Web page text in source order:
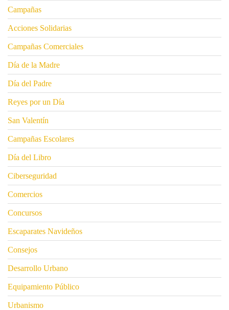
Campañas
Acciones Solidarias
Campañas Comerciales
Día de la Madre
Día del Padre
Reyes por un Día
San Valentín
Campañas Escolares
Día del Libro
Ciberseguridad
Comercios
Concursos
Escaparates Navideños
Consejos
Desarrollo Urbano
Equipamiento Público
Urbanismo